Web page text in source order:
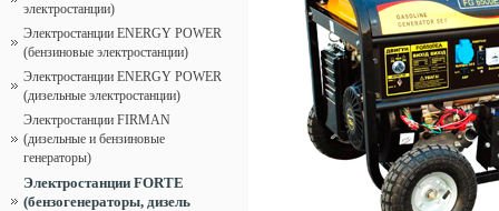
электростанции)
Электростанции ENERGY POWER
(бензиновые электростанции)
Электростанции ENERGY POWER
(дизельные электростанции)
Электростанции FIRMAN
(дизельные и бензиновые
генераторы)
Электростанции FORTE
(бензогенераторы, дизель